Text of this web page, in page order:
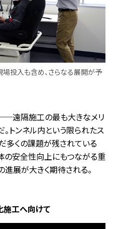
投入も含め、さらなる展開が予
遠隔施工の最も大きなメリ
トンネル内という限られたス
多くの課題が残されている
の安全性向上にもつながる重
展が大きく期待される。
工へ向けて